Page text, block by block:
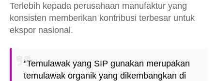
Terlebih kepada perusahaan manufaktur yang
konsisten memberikan kontribusi terbesar untuk
ekspor nasional.
“Temulawak yang SIP gunakan merupakan
temulawak organik yang dikembangkan di